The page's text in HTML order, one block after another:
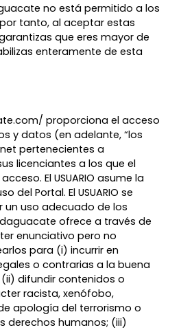
no está permitido a los
tanto, al aceptar estas
que eres mayor de
enteramente de esta
proporciona el acceso
y datos (en adelante, “los
pertenecientes a
licenciantes a los que el
El USUARIO asume la
del Portal. El USUARIO se
uso adecuado de los
ofrece a través de
enunciativo pero no
para (i) incurrir en
o contrarias a la buena
difundir contenidos o
racista, xenófobo,
apología del terrorismo o
derechos humanos; (iii)